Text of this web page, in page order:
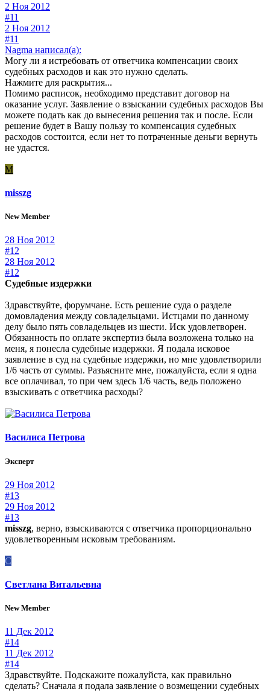
2 Ноя 2012
#11
2 Ноя 2012
#11
Nagma написал(а):
Могу ли я истребовать от ответчика компенсации своих
судебных расходов и как это нужно сделать.
Нажмите для раскрытия...
Помимо расписок, необходимо представит договор на
оказание услуг. Заявление о взыскании судебных расходов Вы
можете подать как до вынесения решения так и после. Если
решение будет в Вашу пользу то компенсация судебных
расходов состоится, если нет то потраченные деньги вернуть
не удастся.
M
misszg
New Member
28 Ноя 2012
#12
28 Ноя 2012
#12
Судебные издержки
Здравствуйте, форумчане. Есть решение суда о разделе
домовладения между совладельцами. Истцами по данному
делу было пять совладельцев из шести. Иск удовлетворен.
Обязанность по оплате экспертиз была возложена только на
меня, я понесла судебные издержки. Я подала исковое
заявление в суд на судебные издержки, но мне удовлетворили
1/6 часть от суммы. Разъясните мне, пожалуйста, если я одна
все оплачивал, то при чем здесь 1/6 часть, ведь положено
взыскивать с ответчика расходы?
Василиса Петрова
Эксперт
29 Ноя 2012
#13
29 Ноя 2012
#13
misszg, верно, взыскиваются с ответчика пропорционально
удовлетворенным исковым требованиям.
С
Светлана Витальевна
New Member
11 Дек 2012
#14
11 Дек 2012
#14
Здравствуйте. Подскажите пожалуйста, как правильно
сделать? Сначала я подала заявление о возмещении судебных